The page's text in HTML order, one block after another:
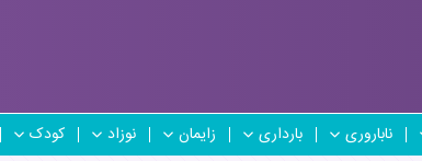
ناباروری بارداری زایمان نوزاد کودک